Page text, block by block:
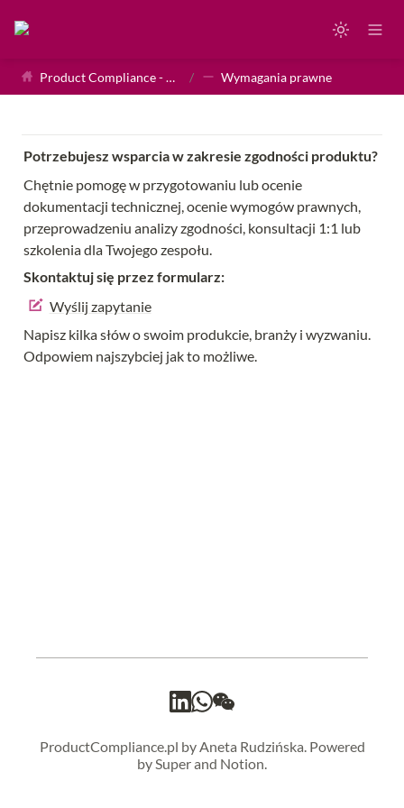
Product Compliance - Homepage / Wymagania prawne
Potrzebujesz wsparcia w zakresie zgodności produktu?
Chętnie pomogę w przygotowaniu lub ocenie
dokumentacji technicznej, ocenie wymogów prawnych,
przeprowadzeniu analizy zgodności, konsultacji 1:1 lub
szkolenia dla Twojego zespołu.
Skontaktuj się przez formularz:
Wyślij zapytanie
Napisz kilka słów o swoim produkcie, branży i wyzwaniu.
Odpowiem najszybciej jak to możliwe.
ProductCompliance.pl by Aneta Rudzińska. Powered
by Super and Notion.